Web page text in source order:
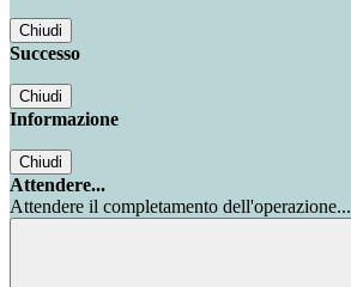
Chiudi
Successo
Chiudi
Informazione
Chiudi
Attendere...
Attendere il completamento dell'operazione...